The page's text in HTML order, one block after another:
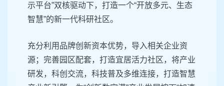
示平台”双核驱动下，打造一个“开放多元、生态
智慧”的新一代科研社区。
充分利用品牌创新资本优势，导入相关企业资
源；完善园区配套，打造宜居活力社区，将产业
研发，科创交流，科技普及多维连接，打造智慧